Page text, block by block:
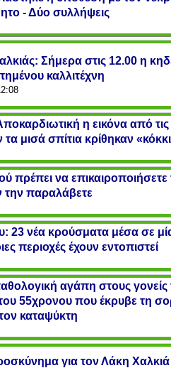
- Δύο συλλήψεις
Σήμερα στις 12.00 η
καλλιτέχνη
η εικόνα από τις
μισά σπίτια κρίθηκαν
πρέπει να επικαιροποιήσετε
την παραλάβετε
23 νέα κρούσματα μέσα σε
περιοχές έχουν εντοπιστεί
αγάπη στους γονείς
55χρονου που έκρυβε τη
καταψύκτη
για τον Λάκη Χαλκιά